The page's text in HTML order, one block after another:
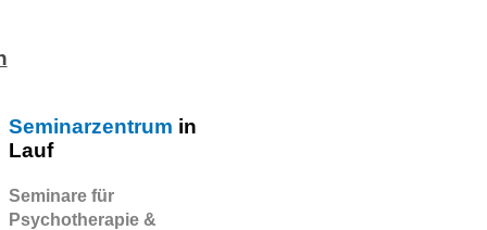
Seminarzentrum in
Lauf
Seminare für
Psychotherapie &